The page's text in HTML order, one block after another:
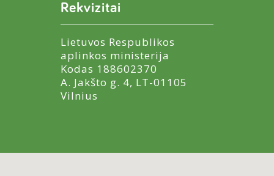
Rekvizitai
Lietuvos Respublikos
aplinkos ministerija
Kodas 188602370
A. Jakšto g. 4, LT-01105
Vilnius